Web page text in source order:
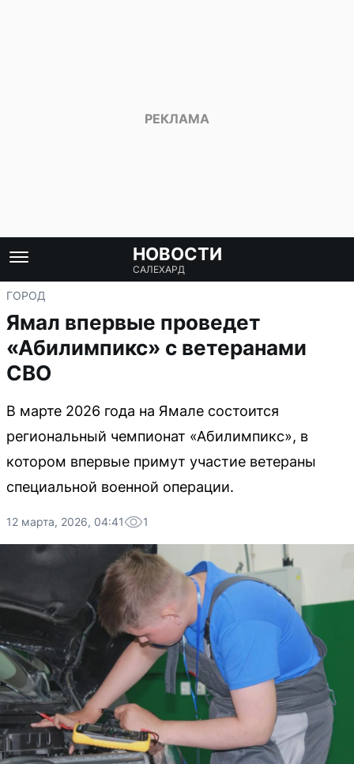
НОВОСТИ
САЛЕХАРД
ГОРОД
Ямал впервые проведет
«Абилимпикс» с ветеранами
СВО
В марте 2026 года на Ямале состоится
региональный чемпионат «Абилимпикс», в
котором впервые примут участие ветераны
специальной военной операции.
12 марта, 2026, 04:41 1